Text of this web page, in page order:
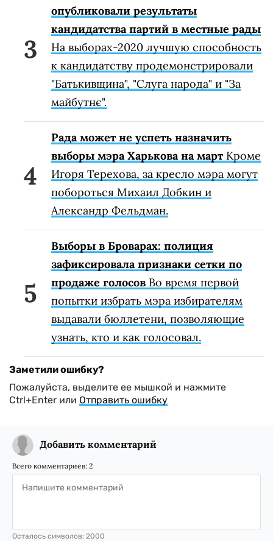
опубликовали результаты
кандидатства партий в местные рады
На выборах-2020 лучшую способность
к кандидатству продемонстрировали
"Батькивщина", "Слуга народа" и "За
майбутнє".
Рада может не успеть назначить
выборы мэра Харькова на мартКроме
Игоря Терехова, за кресло мэра могут
побороться Михаил Добкин и
Александр Фельдман.
Выборы в Броварах: полиция
зафиксировала признаки сетки по
продаже голосов Во время первой
попытки избрать мэра избирателям
выдавали бюллетени, позволяющие
узнать, кто и как голосовал.
Заметили ошибку?
Пожалуйста, выделите ее мышкой и нажмите
Ctrl+Enter или Отправить ошибку
Добавить комментарий
Всего комментариев: 2
Осталось символов: 2000